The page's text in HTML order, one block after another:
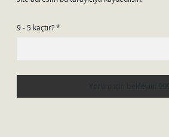
9 - 5 kaçtır?*